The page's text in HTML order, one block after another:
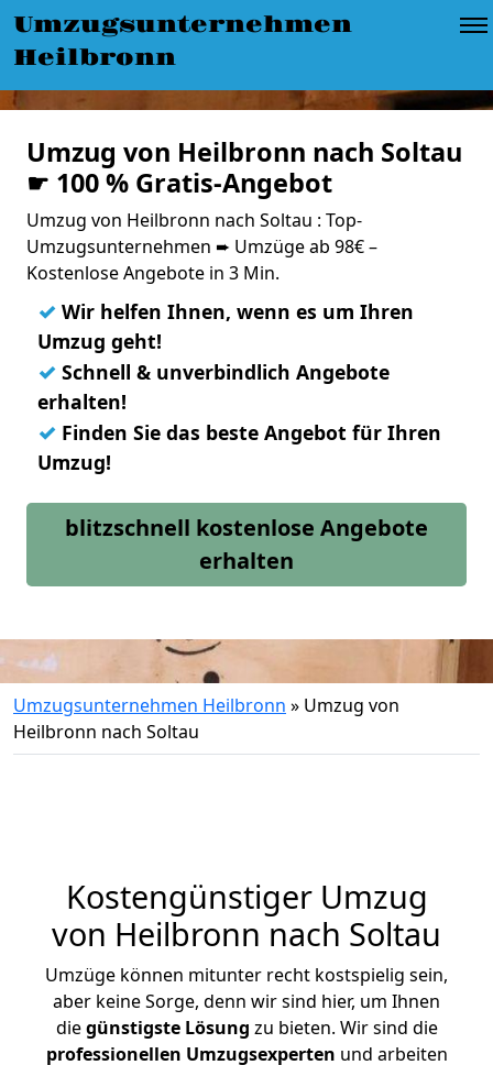
Umzugsunternehmen
Heilbronn
Umzug von Heilbronn nach Soltau
☛ 100 % Gratis-Angebot
Umzug von Heilbronn nach Soltau : Top-
Umzugsunternehmen ➨ Umzüge ab 98€ –
Kostenlose Angebote in 3 Min.
✓ Wir helfen Ihnen, wenn es um Ihren
Umzug geht!
✓ Schnell & unverbindlich Angebote
erhalten!
✓ Finden Sie das beste Angebot für Ihren
Umzug!
blitzschnell kostenlose Angebote
erhalten
Umzugsunternehmen Heilbronn » Umzug von
Heilbronn nach Soltau
Kostengünstiger Umzug
von Heilbronn nach Soltau
Umzüge können mitunter recht kostspielig sein,
aber keine Sorge, denn wir sind hier, um Ihnen
diegünstigste Lösung zu bieten. Wir sind die
professionellen Umzugsexperten und arbeiten